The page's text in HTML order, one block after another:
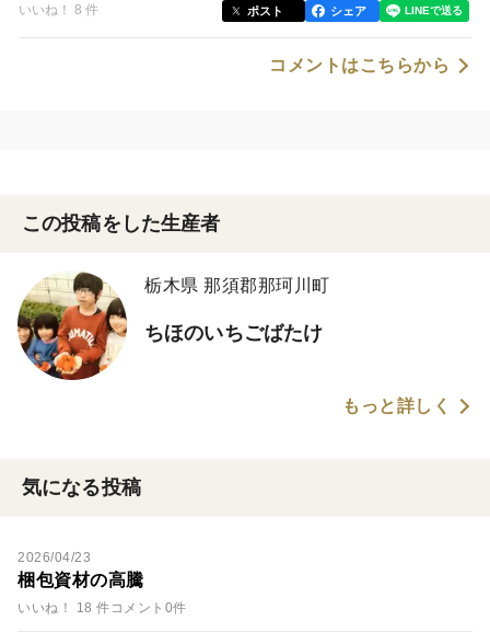
いいね！ 8 件 ポスト シェア
コメントはこちらから
この投稿をした生産者
栃木県 那須郡那珂川町
ちほのいちごばたけ
もっと詳しく
気になる投稿
2026/04/23
梱包資材の高騰
いいね！ 18 件 コメント0件